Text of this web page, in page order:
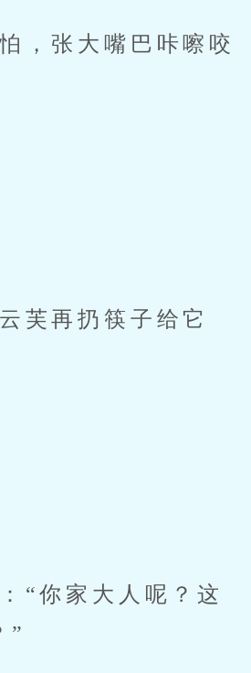
，张大嘴巴咔嚓咬
芙再扔筷子给它
“你家大人呢？这
”